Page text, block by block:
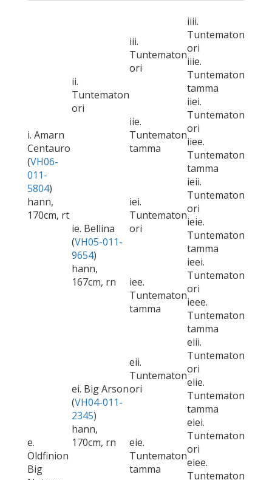
i. Amarn
Centauro
(VH06-
011-
5804)
hann,
170cm, rt
ii.
Tuntematon
ori
iii.
Tuntematon
ori
iiii.
Tuntematon
ori
iiie.
Tuntematon
tamma
iie.
Tuntematon
tamma
iiei.
Tuntematon
ori
iiee.
Tuntematon
tamma
ie. Bellina
(VH05-011-
9654)
hann,
167cm, rn
iei.
Tuntematon
ori
ieii.
Tuntematon
ori
ieie.
Tuntematon
tamma
iee.
Tuntematon
tamma
ieei.
Tuntematon
ori
ieee.
Tuntematon
tamma
e.
Oldfinion
Big
ei. Big Arson
(VH04-011-
2345)
hann,
170cm, rn
eii.
Tuntematon
ori
eiii.
Tuntematon
ori
eiie.
Tuntematon
tamma
eie.
Tuntematon
tamma
eiei.
Tuntematon
ori
eiee.
Tuntematon